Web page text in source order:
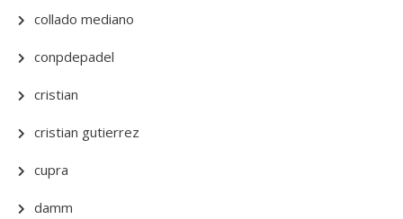
collado mediano
conpdepadel
cristian
cristian gutierrez
cupra
damm